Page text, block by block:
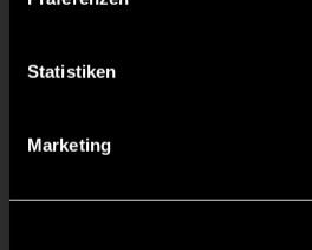
Statistiken
Marketing
15'
8'